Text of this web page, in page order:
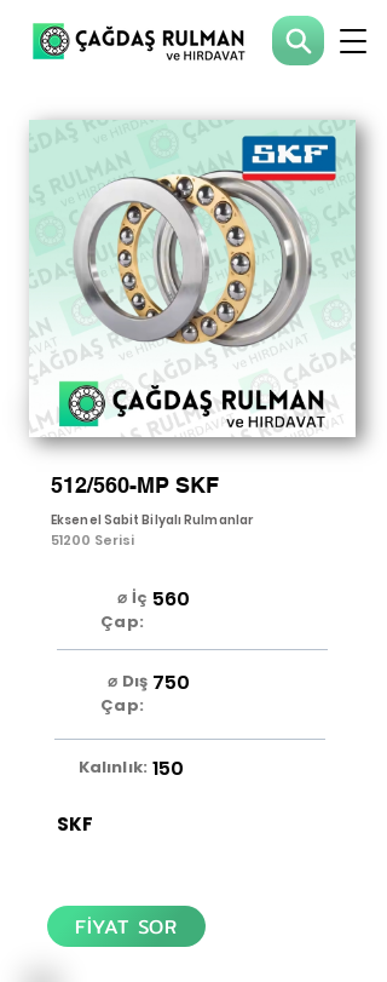
512/560-MP SKF
Eksenel Sabit Bilyalı Rulmanlar
51200 Serisi
⌀ İç
Çap:
560
⌀ Dış
Çap:
750
Kalınlık: 150
SKF
FİYAT SOR